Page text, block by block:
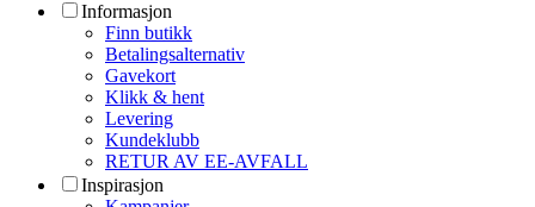
Informasjon
Finn butikk
Betalingsalternativ
Gavekort
Klikk & hent
Levering
Kundeklubb
RETUR AV EE-AVFALL
Inspirasjon